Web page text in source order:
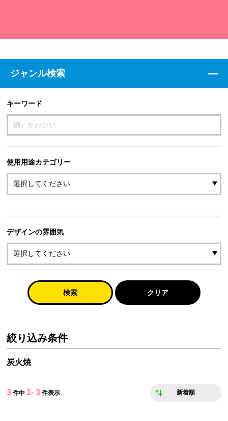
ジャンル検索
キーワード
使用用途カテゴリー
デザインの雰囲気
検索 クリア
絞り込み条件
炭火焼
3 件中 1- 3 件表示 新着順